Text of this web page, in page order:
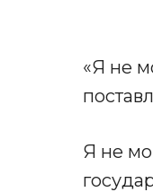
«Я не
Я не